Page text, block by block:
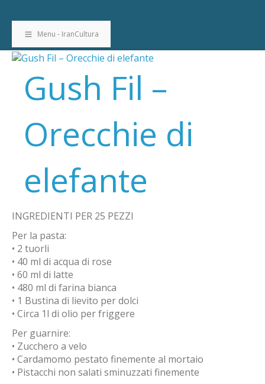
Menu - IranCultura
Gush Fil –
Orecchie di
elefante
INGREDIENTI PER 25 PEZZI
Per la pasta:
• 2 tuorli
• 40 ml di acqua di rose
• 60 ml di latte
• 480 ml di farina bianca
• 1 Bustina di lievito per dolci
• Circa 1l di olio per friggere
Per guarnire:
• Zucchero a velo
• Cardamomo pestato finemente al mortaio
• Pistacchi non salati sminuzzati finemente